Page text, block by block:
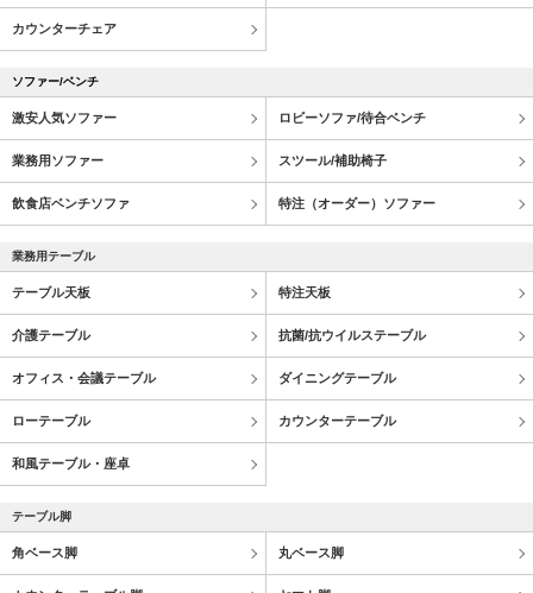
カウンターチェア
ソファー/ベンチ
激安人気ソファー ロビーソファ/待合ベンチ
業務用ソファー スツール/補助椅子
飲食店ベンチソファ 特注（オーダー）ソファー
業務用テーブル
テーブル天板 特注天板
介護テーブル 抗菌/抗ウイルステーブル
オフィス・会議テーブル ダイニングテーブル
ローテーブル カウンターテーブル
和風テーブル・座卓
テーブル脚
角ベース脚 丸ベース脚